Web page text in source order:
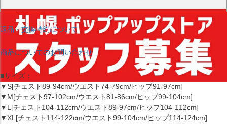
返品・交換特約について
商品についてのお問い合わせ
■サイズ：
▼S[チェスト89-94cm/ウエスト74-79cm/ヒップ91-97cm]
▼M[チェスト97-102cm/ウエスト81-86cm/ヒップ99-104cm]
▼L[チェスト104-112cm/ウエスト89-97cm/ヒップ104-112cm]
▼XL[チェスト114-122cm/ウエスト99-104cm/ヒップ114-124cm]